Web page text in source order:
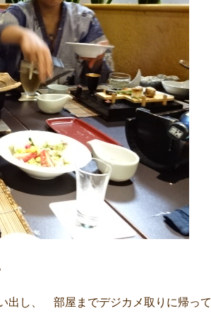
し、 部屋までデジカメ取りに帰って